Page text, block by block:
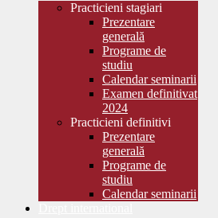
Practicieni stagiari
Prezentare
generală
Programe de
studiu
Calendar seminarii
Examen definitivat
2024
Practicieni definitivi
Prezentare
generală
Programe de
studiu
Calendar seminarii